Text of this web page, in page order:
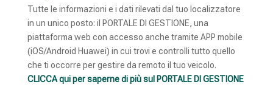
Tutte le informazioni e i dati rilevati dal tuo localizzatore
in un unico posto: il PORTALE DI GESTIONE, una
piattaforma web con accesso anche tramite APP mobile
(iOS/Android Huawei) in cui trovi e controlli tutto quello
che ti occorre per gestire da remoto il tuo veicolo.
CLICCA qui per saperne di più sul PORTALE DI GESTIONE